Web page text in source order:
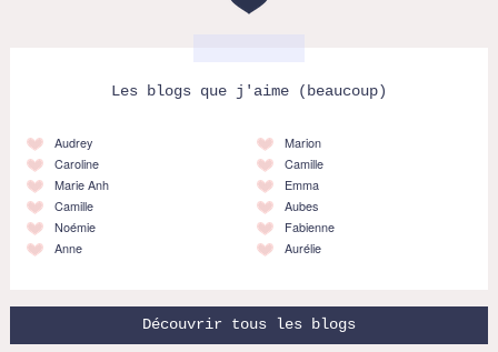
Les blogs que j'aime (beaucoup)
Audrey
Caroline
Marie Anh
Camille
Noémie
Anne
Marion
Camille
Emma
Aubes
Fabienne
Aurélie
Découvrir tous les blogs